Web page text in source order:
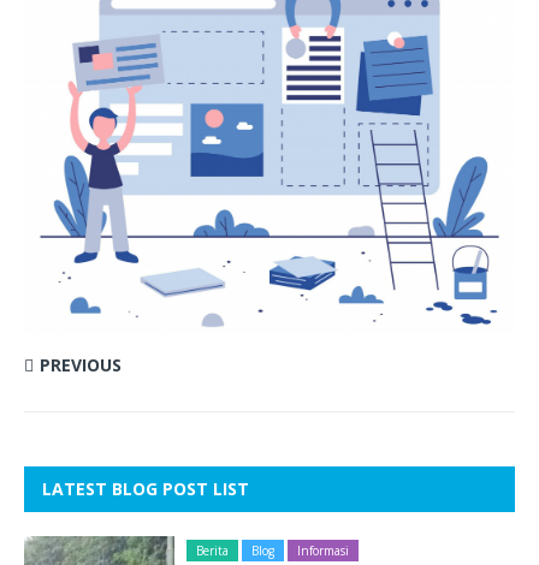
PREVIOUS
LATEST BLOG POST LIST
Berita Blog Informasi